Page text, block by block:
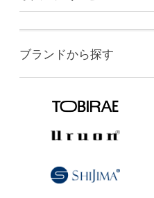
ブランドから探す